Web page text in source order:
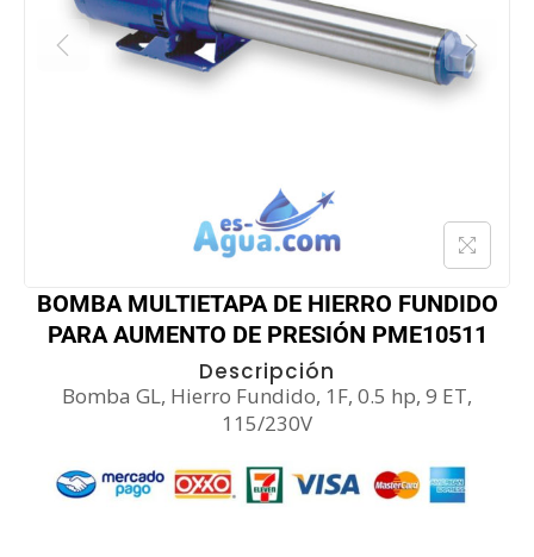
BOMBA MULTIETAPA DE HIERRO FUNDIDO
PARA AUMENTO DE PRESIÓN PME10511
Descripción
Bomba GL, Hierro Fundido, 1F, 0.5 hp, 9 ET,
115/230V